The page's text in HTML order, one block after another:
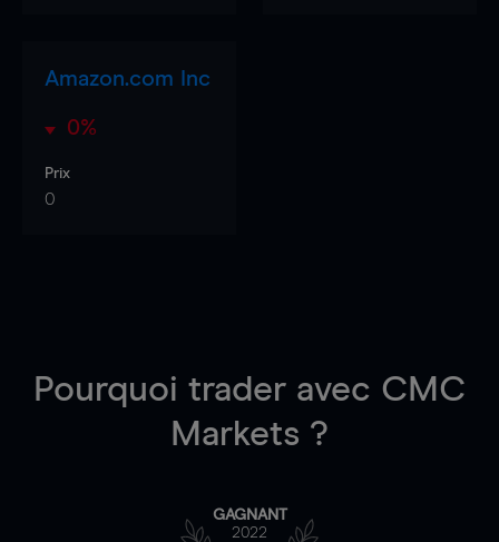
Amazon.com Inc
0%
Prix
0
Pourquoi trader avec CMC
Markets ?
GAGNANT
2022